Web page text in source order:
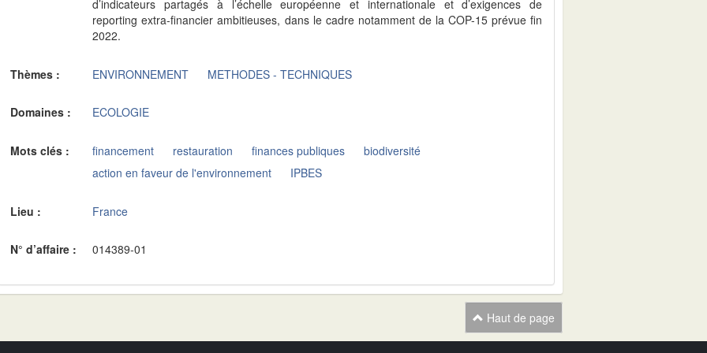
d’indicateurs partagés à l’échelle européenne et internationale et d’exigences de
reporting extra-financier ambitieuses, dans le cadre notamment de la COP-15 prévue fin
2022.
Thèmes : ENVIRONNEMENT METHODES - TECHNIQUES
Domaines : ECOLOGIE
Mots clés : financement restauration finances publiques
biodiversité
action en faveur de l'environnement
IPBES
Lieu : France
N° d’affaire : 014389-01
Haut de page